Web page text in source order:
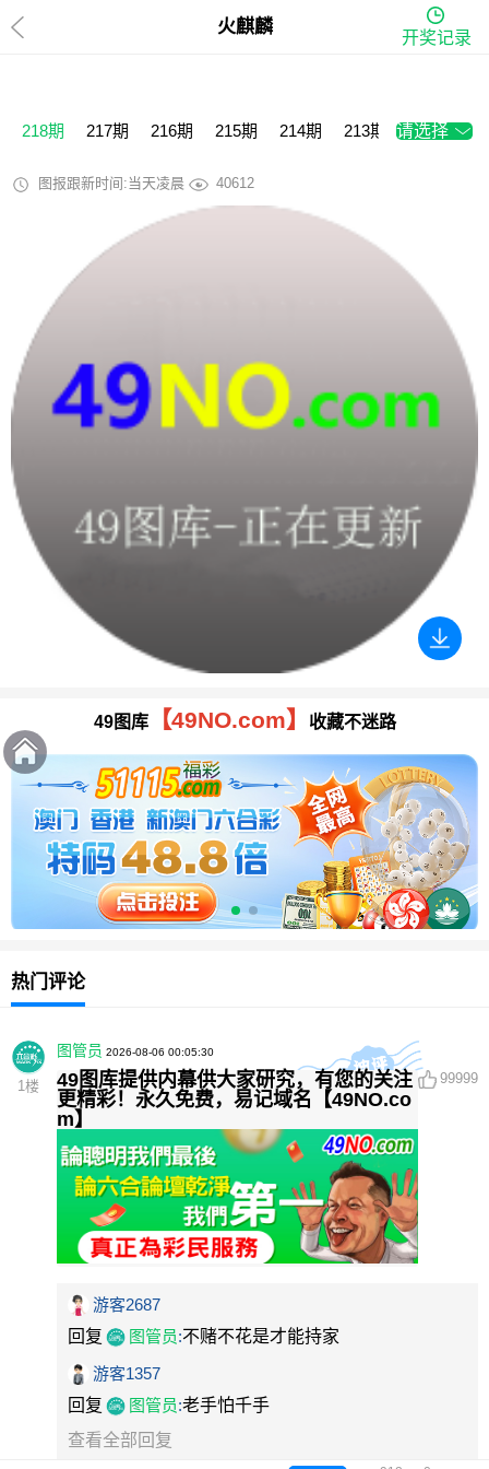
火麒麟
开奖记录
218期 217期 216期 215期 214期 213期 212期
请选择
图报跟新时间:当天凌晨 40612
49图库【49NO.com】 收藏不迷路
热门评论
1 楼
图管员 2026-08-06 00:05:30
49图库提供内幕供大家研究，有您的关注
更精彩！永久免费，易记域名【49NO.co
m】
99999
游客2687
回复
图管员:不赌不花是才能持家
游客1357
回复
图管员:老手怕千手
查看全部回复